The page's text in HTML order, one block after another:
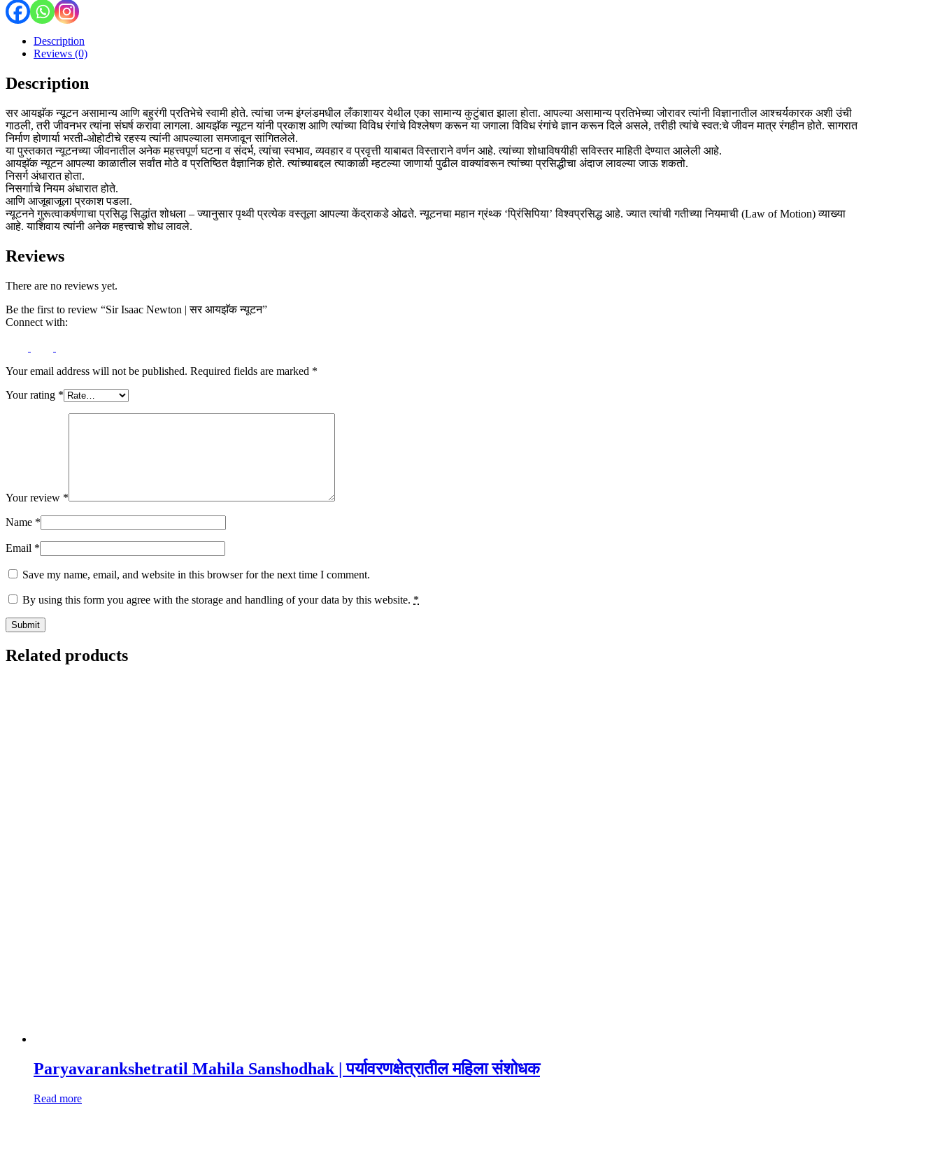
Description
Reviews (0)
Description
सर आयझॅक न्यूटन असामान्य आणि बहुरंगी प्रतिभेचे स्वामी होते. त्यांचा जन्म इंग्लंडमधील लँकाशायर येथील एका सामान्य कुटुंबात झाला होता. आपल्या असामान्य प्रतिभेच्या जोरावर त्यांनी विज्ञानातील आश्चर्यकारक अशी उंची
गाठली, तरी जीवनभर त्यांना संघर्ष करावा लागला. आयझॅक न्यूटन यांनी प्रकाश आणि त्यांच्या विविध रंगांचे विश्लेषण करून या जगाला विविध रंगांचे ज्ञान करून दिले असले, तरीही त्यांचे स्वत:चे जीवन मात्र रंगहीन होते. सागरात
निर्माण होणार्या भरती-ओहोटीचे रहस्य त्यांनी आपल्याला समजावून सांगितलेले.
या पुस्तकात न्यूटनच्या जीवनातील अनेक महत्त्वपूर्ण घटना व संदर्भ, त्यांचा स्वभाव, व्यवहार व प्रवृत्ती याबाबत विस्ताराने वर्णन आहे. त्यांच्या शोधाविषयीही सविस्तर माहिती देण्यात आलेली आहे.
आयझॅक न्यूटन आपल्या काळातील सर्वांत मोठे व प्रतिष्ठित वैज्ञानिक होते. त्यांच्याबद्दल त्याकाळी म्हटल्या जाणार्या पुढील वाक्यांवरून त्यांच्या प्रसिद्धीचा अंदाज लावल्या जाऊ शकतो.
निसर्ग अंधारात होता.
निसर्गााचे नियम अंधारात होते.
आणि आजूबाजूला प्रकाश पडला.
न्यूटनने गुरूत्वाकर्षणाचा प्रसिद्ध सिद्धांत शोधला – ज्यानुसार पृथ्वी प्रत्येक वस्तूला आपल्या केंद्राकडे ओढते. न्यूटनचा महान ग्रंथ्क ‘प्रिंसिपिया’ विश्वप्रसिद्ध आहे. ज्यात त्यांची गतीच्या नियमाची (Law of Motion) व्याख्या
आहे. याशिवाय त्यांनी अनेक महत्त्वाचे शोध लावले.
Reviews
There are no reviews yet.
Be the first to review “Sir Isaac Newton | सर आयझॅक न्यूटन”
Connect with:
Your email address will not be published. Required fields are marked *
Your rating *
Your review *
Name *
Email *
Save my name, email, and website in this browser for the next time I comment.
By using this form you agree with the storage and handling of your data by this website. *
Related products
Paryavarankshetratil Mahila Sanshodhak | पर्यावरणक्षेत्रातील महिला संशोधक
Read more